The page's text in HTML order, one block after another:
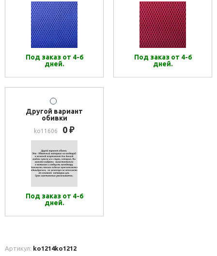
Под заказ от 4-6
дней.
Под заказ от 4-6
дней.
Другой вариант
обивки
ko11606 0 ₽
Под заказ от 4-6
дней.
Артикул: ko1214ko1212